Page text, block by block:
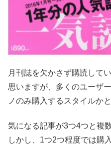
月刊誌を欠かさず購読して
思いますが、多くのユーザ
ノのみ購入するスタイルか
気になる記事が3つ4つと複
しかし、1つ2つ程度では購